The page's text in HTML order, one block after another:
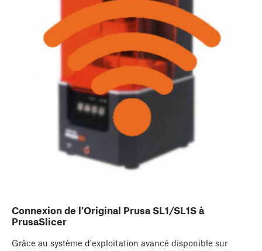
Connexion de l'Original Prusa SL1/SL1S à
PrusaSlicer
Grâce au système d'exploitation avancé disponible sur